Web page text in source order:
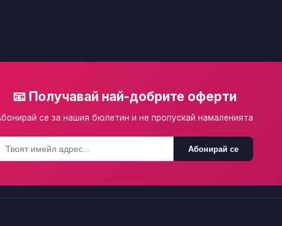
📧 Получавай най-добрите оферти
се за нашия бюлетин и не пропускай намаленията
Абонирай се